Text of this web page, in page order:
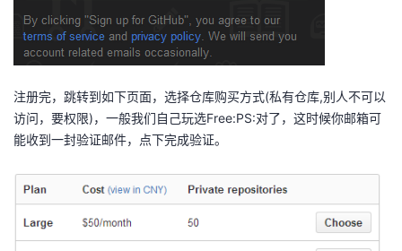
学
堂
我
程
认
的
我
持
我
的
术
支
我
云
声
注册完，跳转到如下页面，选择仓库购买方式(私有仓库,别人不可以
访问，要权限)，一般我们自己玩选Free:PS:对了，这时候你邮箱可
能收到一封验证邮件，点下完成验证。